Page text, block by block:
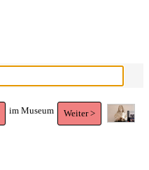
im Museum Weiter >